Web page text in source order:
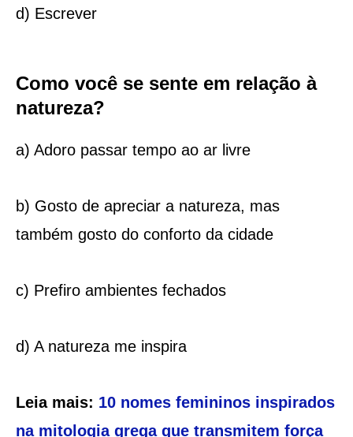
d) Escrever
Como você se sente em relação à
natureza?
a) Adoro passar tempo ao ar livre
b) Gosto de apreciar a natureza, mas
também gosto do conforto da cidade
c) Prefiro ambientes fechados
d) A natureza me inspira
Leia mais: 10 nomes femininos inspirados
na mitologia grega que transmitem força